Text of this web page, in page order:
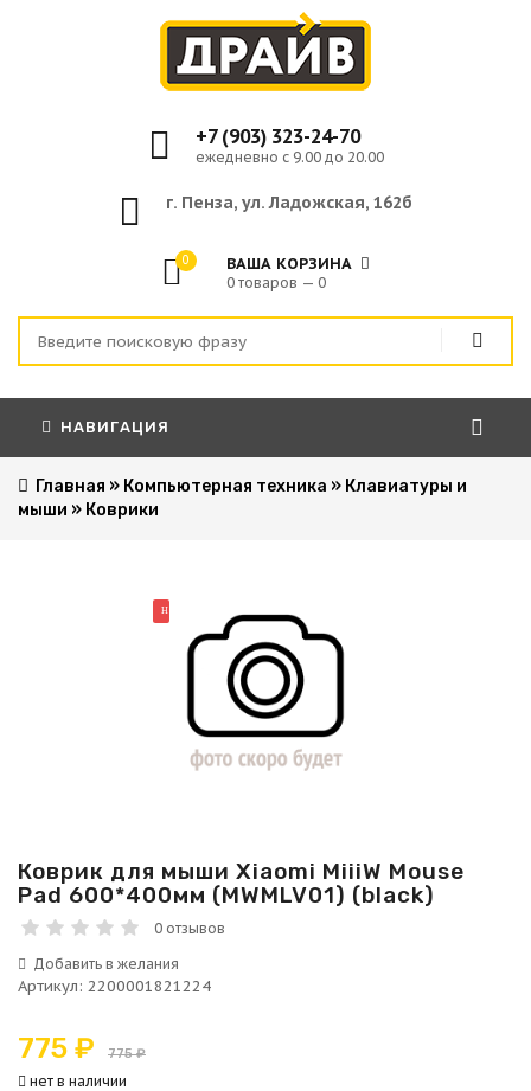
+7 (903) 323-24-70
ежедневно с 9.00 до 20.00
г. Пенза, ул. Ладожская, 162б
0 ВАША КОРЗИНА
0 товаров — 0
НАВИГАЦИЯ
Главная » Компьютерная техника » Клавиатуры и
мыши » Коврики
НОВИНКА
Коврик для мыши Xiaomi MiiiW Mouse
Pad 600*400мм (MWMLV01) (black)
0 отзывов
Артикул: 2200001821224
775 ₽ 775 ₽
нет в наличии